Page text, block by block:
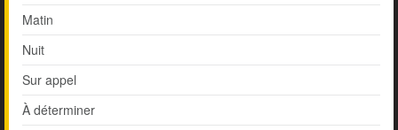
Matin
Nuit
Sur appel
À déterminer